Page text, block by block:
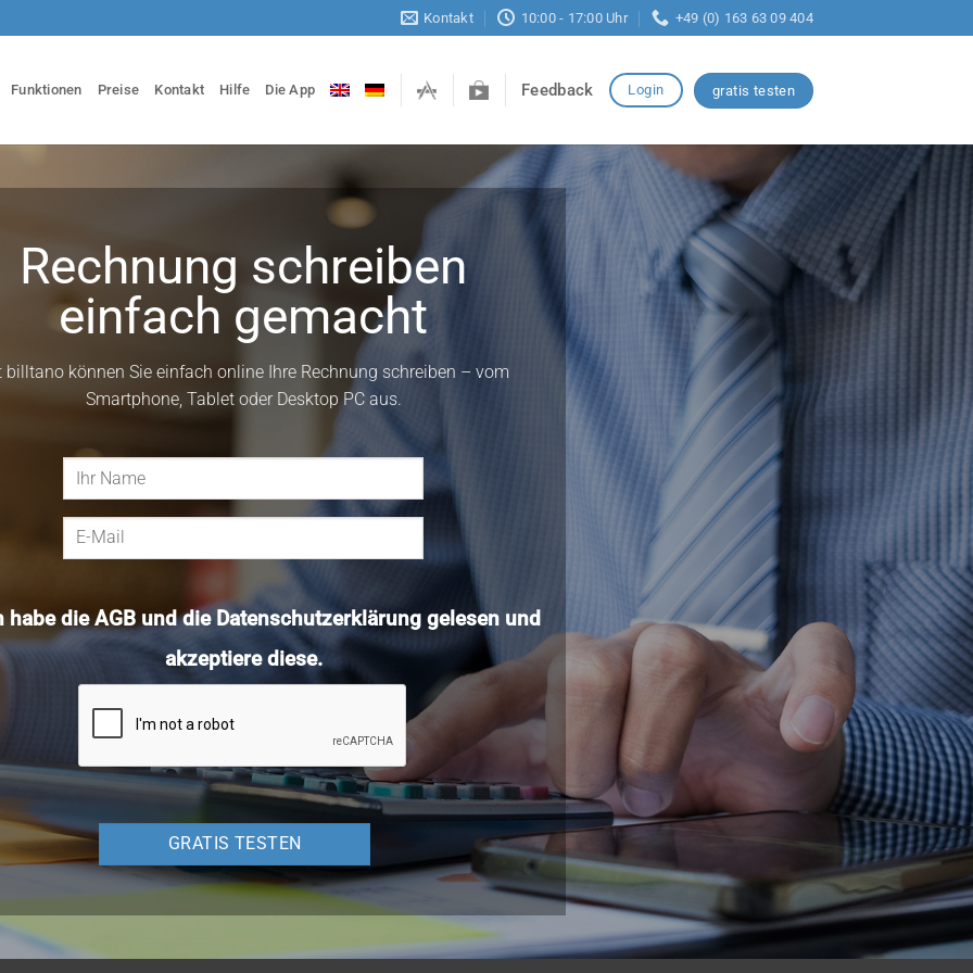
Kontakt 10:00 - 17:00 Uhr +49 (0) 163 63 09 404
Funktionen Preise Kontakt Hilfe Die App Feedback Login gratis testen
Rechnung schreiben
einfach gemacht
billtano können Sie einfach online Ihre Rechnung schreiben – vom
Smartphone, Tablet oder Desktop PC aus.
habe dieAGBund die Datenschutzerklärunggelesen und
akzeptiere diese.